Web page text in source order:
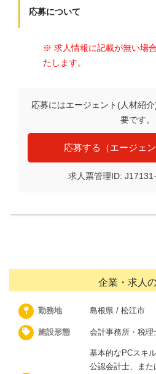
応募について
※ 求人情報に記載が無い場
たします。
応募にはエージェント(人材紹
要です。
応募する（エージェン
求人票管理ID:
企業・求人
勤務地 島根県 / 松江市
施設形態 会計事務所・税理
基本的なPCスキ
公認会計士、ま